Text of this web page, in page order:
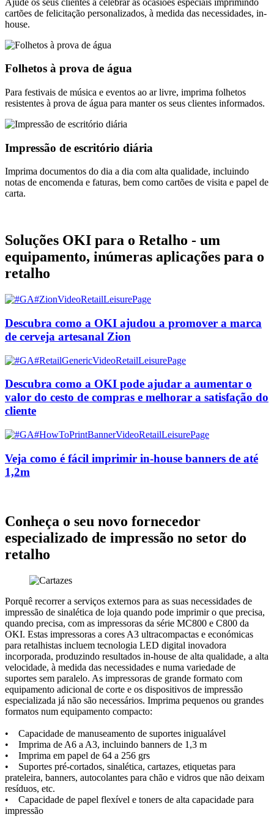
cartões de felicitação personalizados, à medida das necessidades, in-
house.
Folhetos à prova de água
Para festivais de música e eventos ao ar livre, imprima folhetos
resistentes à prova de água para manter os seus clientes informados.
Impressão de escritório diária
Imprima documentos do dia a dia com alta qualidade, incluindo
notas de encomenda e faturas, bem como cartões de visita e papel de
carta.
Soluções OKI para o Retalho - um
equipamento, inúmeras aplicações para o
retalho
Descubra como a OKI ajudou a promover a marca
de cerveja artesanal Zion
Descubra como a OKI pode ajudar a aumentar o
valor do cesto de compras e melhorar a satisfação do
cliente
Veja como é fácil imprimir in-house banners de até
1,2m
Conheça o seu novo fornecedor
especializado de impressão no setor do
retalho
Porquê recorrer a serviços externos para as suas necessidades de
impressão de sinalética de loja quando pode imprimir o que precisa,
quando precisa, com as impressoras da série MC800 e C800 da
OKI. Estas impressoras a cores A3 ultracompactas e económicas
para retalhistas incluem tecnologia LED digital inovadora
incorporada, produzindo resultados in-house de alta qualidade, a alta
velocidade, à medida das necessidades e numa variedade de
suportes sem paralelo. As impressoras de grande formato com
equipamento adicional de corte e os dispositivos de impressão
especializada já não são necessários. Imprima pequenos ou grandes
formatos num equipamento compacto:
• Capacidade de manuseamento de suportes inigualável
• Imprima de A6 a A3, incluindo banners de 1,3 m
• Imprima em papel de 64 a 256 grs
• Suportes pré-cortados, sinalética, cartazes, etiquetas para
prateleira, banners, autocolantes para chão e vidros que não deixam
resíduos, etc.
• Capacidade de papel flexível e toners de alta capacidade para
impressão